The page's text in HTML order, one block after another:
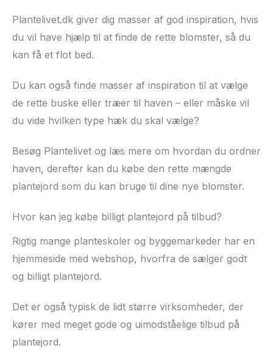
Plantelivet.dk giver dig masser af god inspiration, hvis
du vil have hjælp til at finde de rette blomster, så du
kan få et flot bed.
Du kan også finde masser af inspiration til at vælge
de rette buske eller træer til haven – eller måske vil
du vide hvilken type hæk du skal vælge?
Besøg Plantelivet og læs mere om hvordan du ordner
haven, derefter kan du købe den rette mængde
plantejord som du kan bruge til dine nye blomster.
Hvor kan jeg købe billigt plantejord på tilbud?
Rigtig mange planteskoler og byggemarkeder har en
hjemmeside med webshop, hvorfra de sælger godt
og billigt plantejord.
Det er også typisk de lidt større virksomheder, der
kører med meget gode og uimodståelige tilbud på
plantejord.